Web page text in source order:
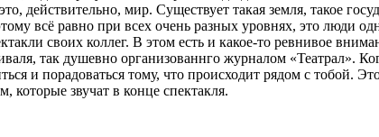
действительно, мир. Существует такая земля, такое
всё равно при всех очень разных уровнях, это люди
своих коллег. В этом есть и какое-то ревнивое
так душевно организованнго журналом «Театрал».
и порадоваться тому, что происходит рядом с
которые звучат в конце спектакля.